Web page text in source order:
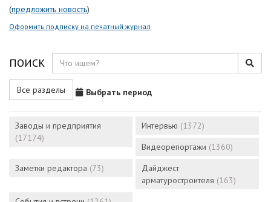
(предложить новость)
Оформить подписку на печатный журнал
ПОИСК
Все разделы Выбрать период
Заводы и предприятия
(17174)
Интервью (1372)
Видеорепортажи (1360)
Заметки редактора (73)
Дайджест
арматуростроителя (163)